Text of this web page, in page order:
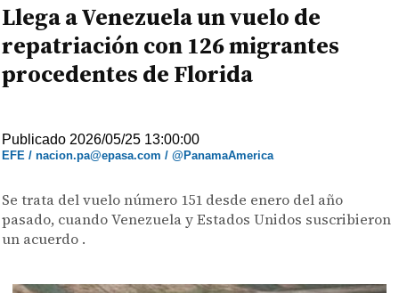
Llega a Venezuela un vuelo de
repatriación con 126 migrantes
procedentes de Florida
Publicado 2026/05/25 13:00:00
EFE / nacion.pa@epasa.com / @PanamaAmerica
Se trata del vuelo número 151 desde enero del año
pasado, cuando Venezuela y Estados Unidos suscribieron
un acuerdo .